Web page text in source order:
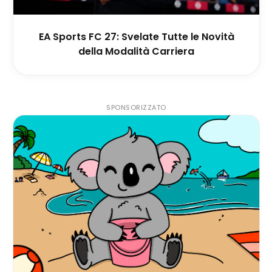
EA Sports FC 27: Svelate Tutte le Novità
della Modalità Carriera
SPONSORIZZATO